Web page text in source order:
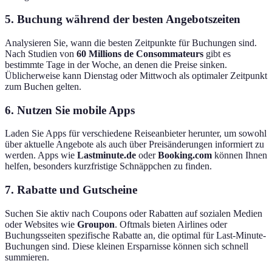
5. Buchung während der besten Angebotszeiten
Analysieren Sie, wann die besten Zeitpunkte für Buchungen sind.
Nach Studien von 60 Millions de Consommateurs gibt es
bestimmte Tage in der Woche, an denen die Preise sinken.
Üblicherweise kann Dienstag oder Mittwoch als optimaler Zeitpunkt
zum Buchen gelten.
6. Nutzen Sie mobile Apps
Laden Sie Apps für verschiedene Reiseanbieter herunter, um sowohl
über aktuelle Angebote als auch über Preisänderungen informiert zu
werden. Apps wie Lastminute.de oderBooking.com können Ihnen
helfen, besonders kurzfristige Schnäppchen zu finden.
7. Rabatte und Gutscheine
Suchen Sie aktiv nach Coupons oder Rabatten auf sozialen Medien
oder Websites wie Groupon. Oftmals bieten Airlines oder
Buchungsseiten spezifische Rabatte an, die optimal für Last-Minute-
Buchungen sind. Diese kleinen Ersparnisse können sich schnell
summieren.